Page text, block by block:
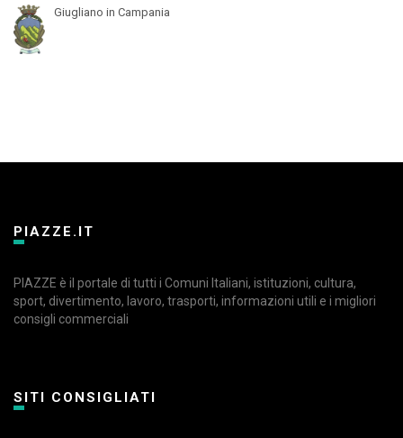
Giugliano in Campania
PIAZZE.IT
PIAZZE è il portale di tutti i Comuni Italiani, istituzioni, cultura,
sport, divertimento, lavoro, trasporti, informazioni utili e i migliori
consigli commerciali
SITI CONSIGLIATI